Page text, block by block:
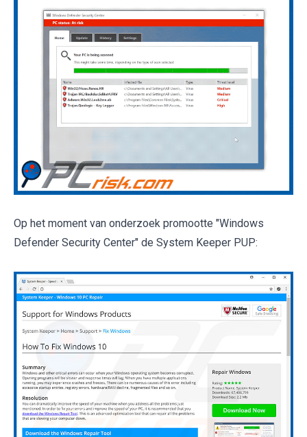
Op het moment van onderzoek promootte "Windows
Defender Security Center" de System Keeper PUP: